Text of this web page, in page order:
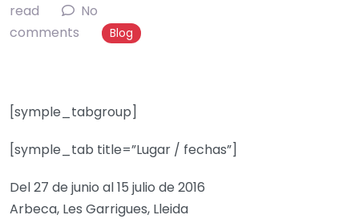
read
No
comments
Blog
[symple_tabgroup]
[symple_tab title=”Lugar / fechas”]
Del 27 de junio al 15 julio de 2016
Arbeca, Les Garrigues, ‪‎Lleida